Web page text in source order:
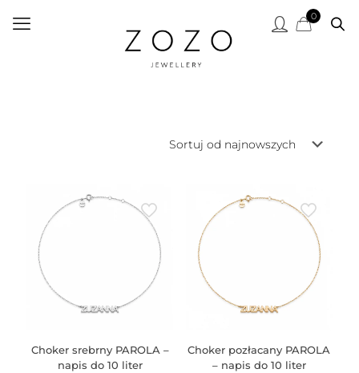
0
Choker srebrny PAROLA –
napis do 10 liter
Choker pozłacany PAROLA
– napis do 10 liter